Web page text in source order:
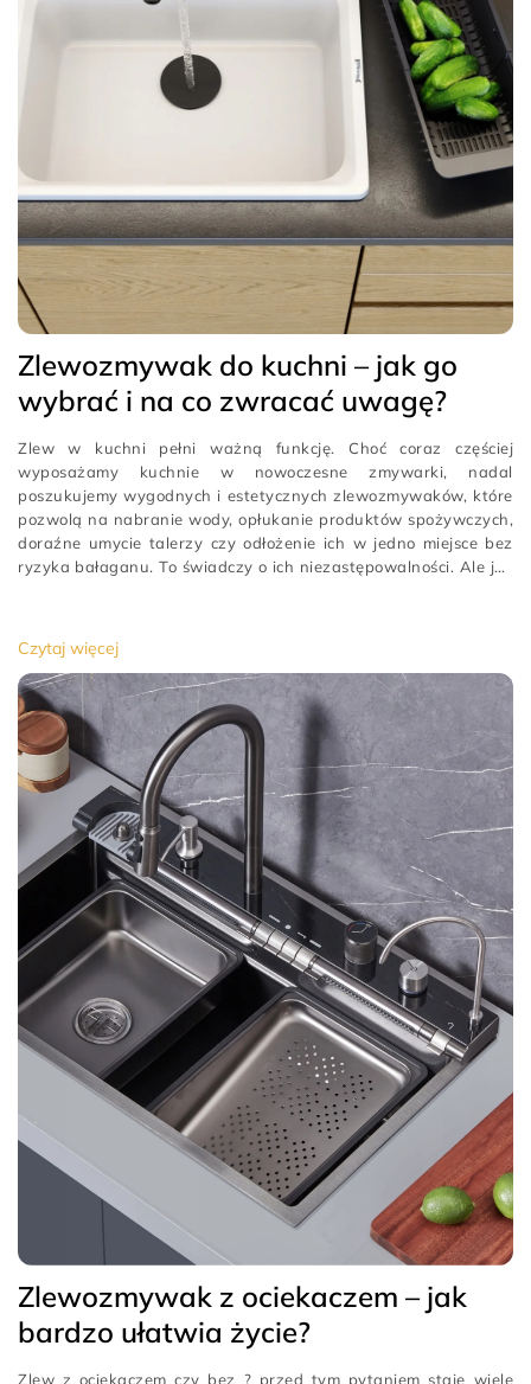
Zlewozmywak do kuchni – jak go
wybrać i na co zwracać uwagę?
Zlew w kuchni pełni ważną funkcję. Choć coraz częściej
wyposażamy kuchnie w nowoczesne zmywarki, nadal
poszukujemy wygodnych i estetycznych zlewozmywaków, które
pozwolą na nabranie wody, opłukanie produktów spożywczych,
doraźne umycie talerzy czy odłożenie ich w jedno miejsce bez
ryzyka bałaganu. To świadczy o ich niezastępowalności. Ale jak
Czytaj więcej
Zlewozmywak z ociekaczem – jak
bardzo ułatwia życie?
Zlew z ociekaczem czy bez ? przed tym pytaniem staje wiele